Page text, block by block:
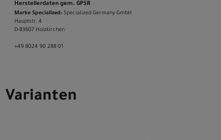
Herstellerdaten gem. GPSR
Marke Specialized: Specialized Germany GmbH
Hauptstr. 4
D-83607 Holzkirchen
+49 8024 90 288 01
Varianten